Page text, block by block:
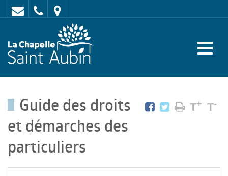
Contact
02
47
62
:
rue
de
-
LA
Guide des droits
et démarches des
particuliers
T+ T-